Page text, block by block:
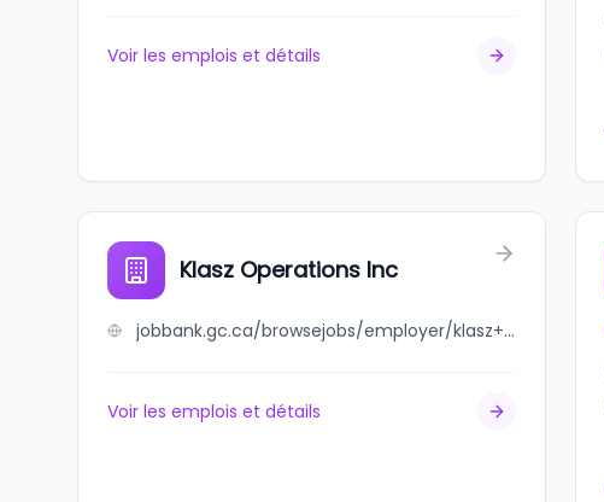
Voir les emplois et détails
Klasz Operations Inc
jobbank.gc.ca/browsejobs/employer/klasz+operations+inc/ca
Voir les emplois et détails